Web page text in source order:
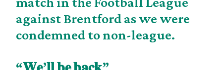
against Brentford as we were
condemned to non-league.